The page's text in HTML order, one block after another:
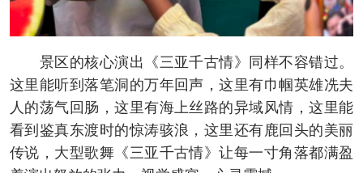
景区的核心演出《三亚千古情》同样不容错过。
这里能听到落笔洞的万年回声，这里有巾帼英雄冼夫
人的荡气回肠，这里有海上丝路的异域风情，这里能
看到鉴真东渡时的惊涛骇浪，这里还有鹿回头的美丽
传说，大型歌舞《三亚千古情》让每一寸角落都满盈